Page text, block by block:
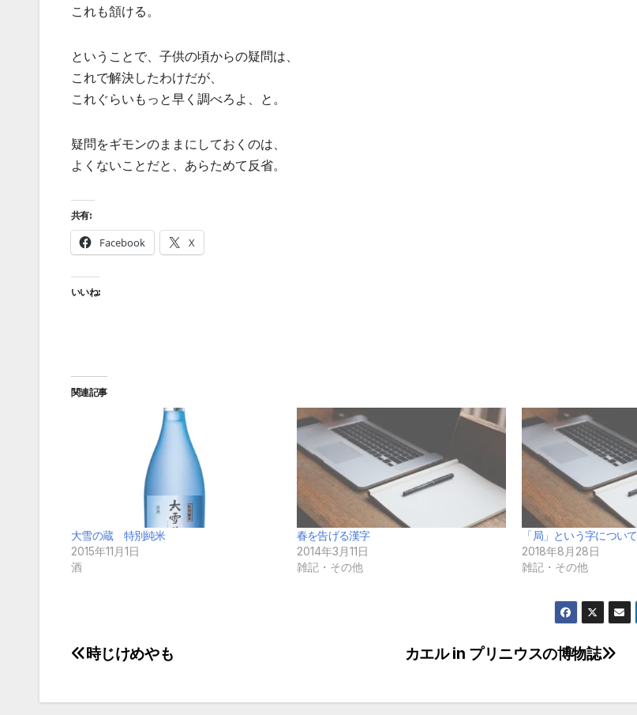
これも頷ける。
ということで、子供の頃からの疑問は、
これで解決したわけだが、
これぐらいもっと早く調べろよ、と。
疑問をギモンのままにしておくのは、
よくないことだと、あらためて反省。
共有:
Facebook X
いいね:
関連記事
大雪の蔵 特別純米
2015年11月1日
酒
春を告げる漢字
2014年3月11日
雑記・その他
「局」という字について
2018年8月28日
雑記・その他
投
カエル in プリニウスの博物誌
時じけめやも